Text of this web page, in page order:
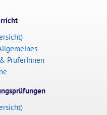
PrüferInnen